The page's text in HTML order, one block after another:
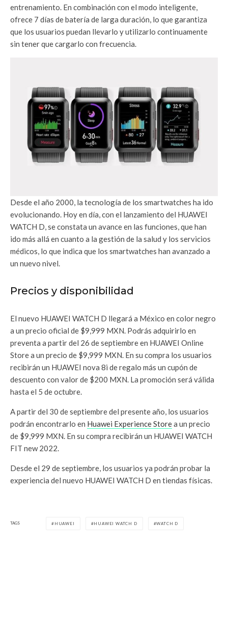
entrenamiento. En combinación con el modo inteligente,
ofrece 7 días de batería de larga duración, lo que garantiza
que los usuarios puedan llevarlo y utilizarlo continuamente
sin tener que cargarlo con frecuencia.
Desde el año 2000, la tecnología de los smartwatches ha ido
evolucionando. Hoy en día, con el lanzamiento del HUAWEI
WATCH D, se constata un avance en las funciones, que han
ido más allá en cuanto a la gestión de la salud y los servicios
médicos, lo que indica que los smartwatches han avanzado a
un nuevo nivel.
Precios y disponibilidad
El nuevo HUAWEI WATCH D llegará a México en color negro
a un precio oficial de $9,999 MXN. Podrás adquirirlo en
preventa a partir del 26 de septiembre en HUAWEI Online
Store a un precio de $9,999 MXN. En su compra los usuarios
recibirán un HUAWEI nova 8i de regalo más un cupón de
descuento con valor de $200 MXN. La promoción será válida
hasta el 5 de octubre.
A partir del 30 de septiembre del presente año, los usuarios
podrán encontrarlo en Huawei Experience Storea un precio
de $9,999 MXN. En su compra recibirán un HUAWEI WATCH
FIT new 2022.
Desde el 29 de septiembre, los usuarios ya podrán probar la
experiencia del nuevo HUAWEI WATCH D en tiendas físicas.
TAGS HUAWEI HUAWEI WATCH D WATCH D